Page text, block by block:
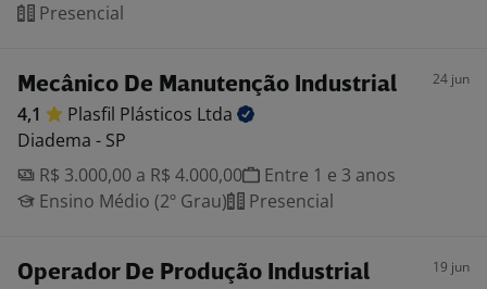
Presencial
Mecânico De Manutenção Industrial 24 jun
4,1 Plasfil Plásticos Ltda
Diadema - SP
R$ 3.000,00 a R$ 4.000,00
Entre 1 e 3 anos
Ensino Médio (2º Grau)
Presencial
Operador De Produção Industrial 19 jun